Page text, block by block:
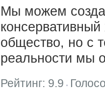
Мы можем
консервативный
общество, но с
реальности мы
Рейтинг: 9.9